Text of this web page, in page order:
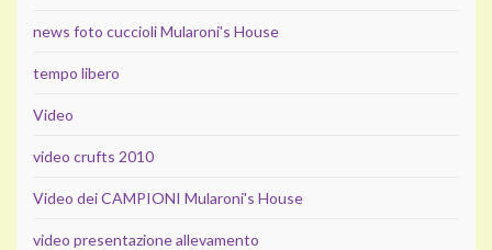
news foto cuccioli Mularoni's House
tempo libero
Video
video crufts 2010
Video dei CAMPIONI Mularoni's House
video presentazione allevamento